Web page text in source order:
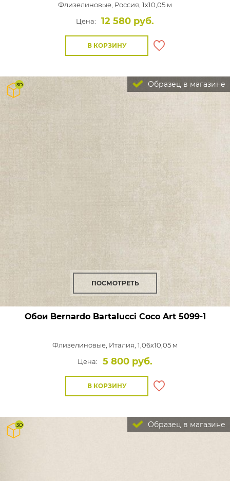
Флизелиновые, Россия, 1x10,05 м
Цена:
12 580 руб.
В КОРЗИНУ
Образец в магазине
ПОСМОТРЕТЬ
Обои Bernardo Bartalucci Coco Art5099-1
Флизелиновые, Италия, 1,06x10,05 м
Цена:
5 800 руб.
В КОРЗИНУ
Образец в магазине